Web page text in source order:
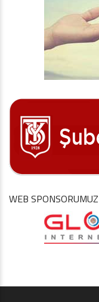
WEB SPONSORUMUZ